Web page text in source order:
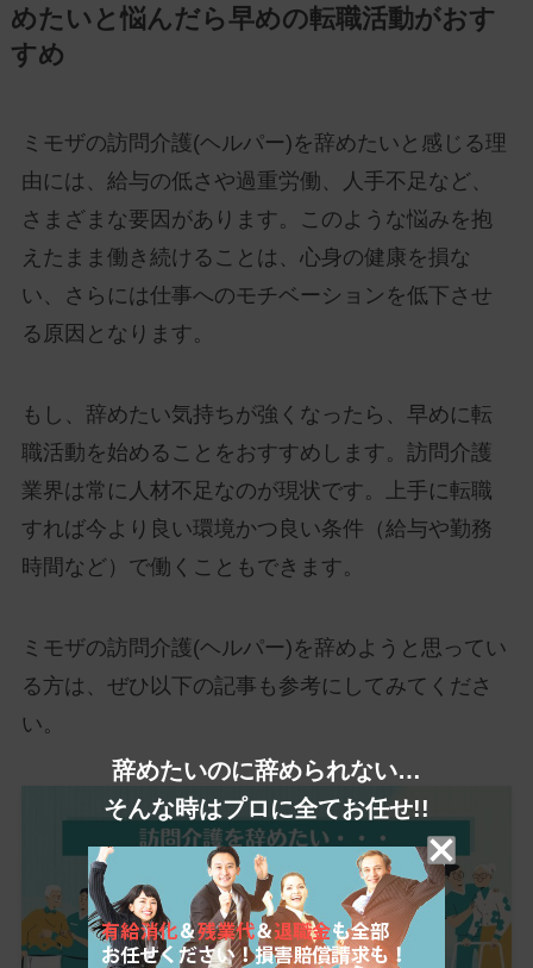
めたいと悩んだら早めの転職活動がおす
すめ
ミモザの訪問介護(ヘルパー)を辞めたいと感じる理
由には、給与の低さや過重労働、人手不足など、
さまざまな要因があります。このような悩みを抱
えたまま働き続けることは、心身の健康を損な
い、さらには仕事へのモチベーションを低下させ
る原因となります。
もし、辞めたい気持ちが強くなったら、早めに転
職活動を始めることをおすすめします。訪問介護
業界は常に人材不足なのが現状です。上手に転職
すれば今より良い環境かつ良い条件（給与や勤務
時間など）で働くこともできます。
ミモザの訪問介護(ヘルパー)を辞めようと思ってい
る方は、ぜひ以下の記事も参考にしてみてくださ
い。
辞めたいのに辞められない…
そんな時はプロに全てお任せ!!